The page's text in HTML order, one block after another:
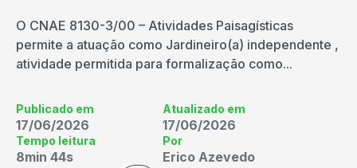
O CNAE 8130-3/00 – Atividades Paisagísticas
permite a atuação como Jardineiro(a) independente ,
atividade permitida para formalização como...
Publicado em
17/06/2026
Atualizado em
17/06/2026
Tempo leitura
8min 44s
Por
Erico Azevedo